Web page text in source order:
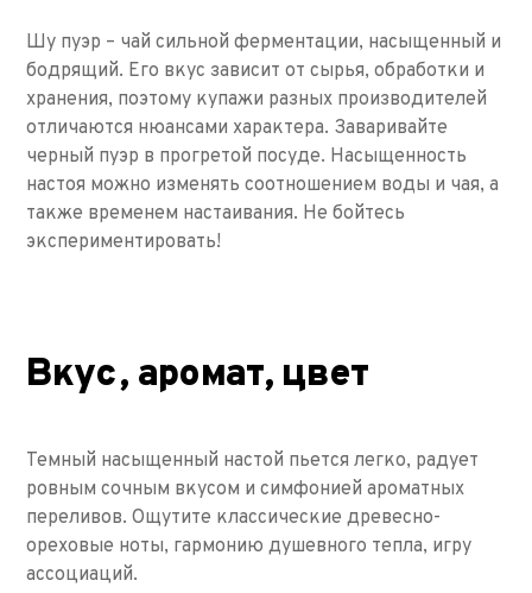
Шу пуэр – чай сильной ферментации, насыщенный и
бодрящий. Его вкус зависит от сырья, обработки и
хранения, поэтому купажи разных производителей
отличаются нюансами характера. Заваривайте
черный пуэр в прогретой посуде. Насыщенность
настоя можно изменять соотношением воды и чая, а
также временем настаивания. Не бойтесь
экспериментировать!
Вкус, аромат, цвет
Темный насыщенный настой пьется легко, радует
ровным сочным вкусом и симфонией ароматных
переливов. Ощутите классические древесно-
ореховые ноты, гармонию душевного тепла, игру
ассоциаций.